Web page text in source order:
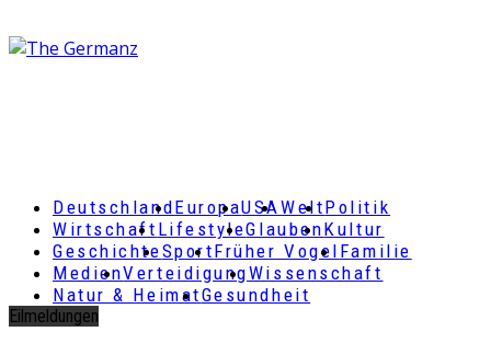
DeutschlandEuropaUSAWeltPolitik
Wirtschaft LifestyleGlaubenKultur
GeschichteSportFrüher Vogel Familie
MedienVerteidigungWissenschaft
Natur & HeimatGesundheit
Eilmeldungen